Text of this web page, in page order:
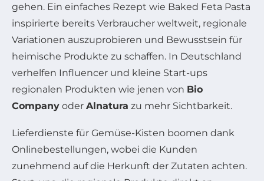
gehen. Ein einfaches Rezept wie Baked Feta Pasta
inspirierte bereits Verbraucher weltweit, regionale
Variationen auszuprobieren und Bewusstsein für
heimische Produkte zu schaffen. In Deutschland
verhelfen Influencer und kleine Start-ups
regionalen Produkten wie jenen von Bio
Company oder Alnatura zu mehr Sichtbarkeit.
Lieferdienste für Gemüse-Kisten boomen dank
Onlinebestellungen, wobei die Kunden
zunehmend auf die Herkunft der Zutaten achten.